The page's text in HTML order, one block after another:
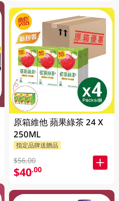
原箱維他 蘋果綠茶 24 X
250ML
指定品牌送贈品
$56.00
$40.00